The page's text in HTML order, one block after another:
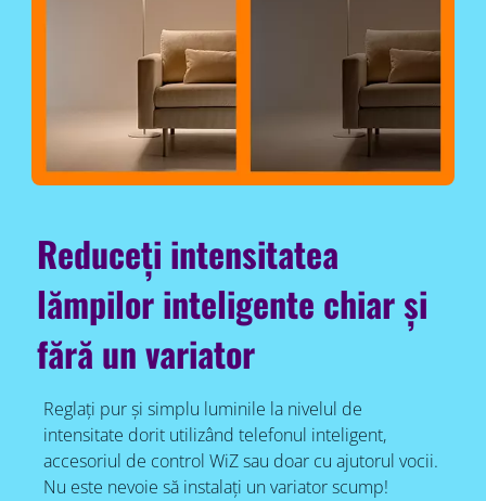
Reduceți intensitatea
lămpilor inteligente chiar și
fără un variator
Reglați pur și simplu luminile la nivelul de
intensitate dorit utilizând telefonul inteligent,
accesoriul de control WiZ sau doar cu ajutorul vocii.
Nu este nevoie să instalați un variator scump!